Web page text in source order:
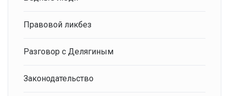
Правовой ликбез
Разговор с Делягиным
Законодательство